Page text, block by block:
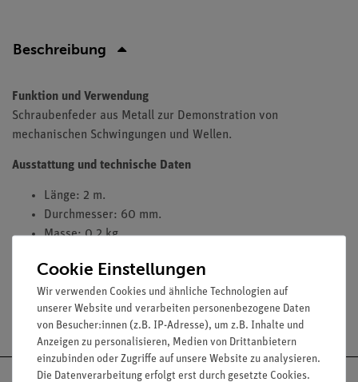
Beschreibung
Funktion und Verwendung
Schraubenfeder aus Metall zur Demonstration von
mechanischen Schwingungen und Wellen.
Ausstattung und technische Daten
Länge: 2 m.
Durchmesser: 60 mm.
Masse: 0,2 kg.
Versandkostenfrei ab 300,- €
Cookie Einstellungen
Wir verwenden Cookies und ähnliche Technologien auf
unserer Website und verarbeiten personenbezogene Daten
von Besucher:innen (z.B. IP-Adresse), um z.B. Inhalte und
Anzeigen zu personalisieren, Medien von Drittanbietern
einzubinden oder Zugriffe auf unsere Website zu analysieren.
Die Datenverarbeitung erfolgt erst durch gesetzte Cookies.